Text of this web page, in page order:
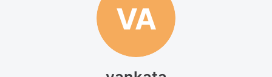
VA